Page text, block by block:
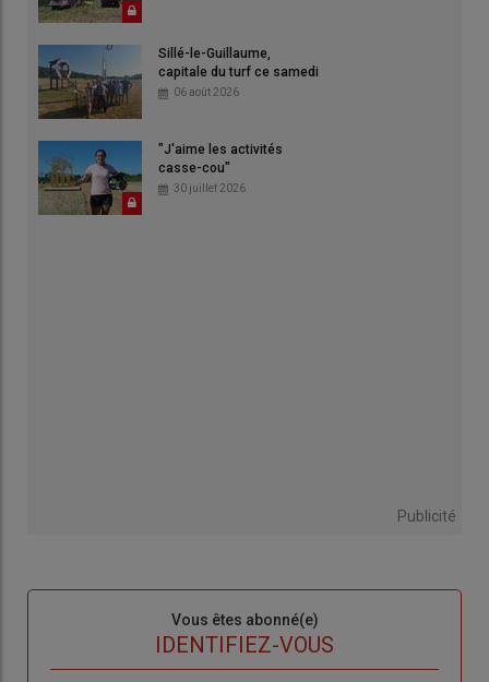
Sillé-le-Guillaume,
capitale du turf ce samedi
06 août 2026
"J'aime les activités
casse-cou"
30 juillet 2026
Publicité
Vous êtes abonné(e)
IDENTIFIEZ-VOUS